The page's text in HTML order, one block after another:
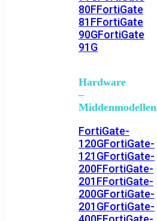
80FFortiGate
81FFortiGate
90GFortiGate
91G
Hardware
–
Middenmodellen
FortiGate-
120GFortiGate-
121GFortiGate-
200FFortiGate-
201FFortiGate-
200GFortiGate-
201GFortiGate-